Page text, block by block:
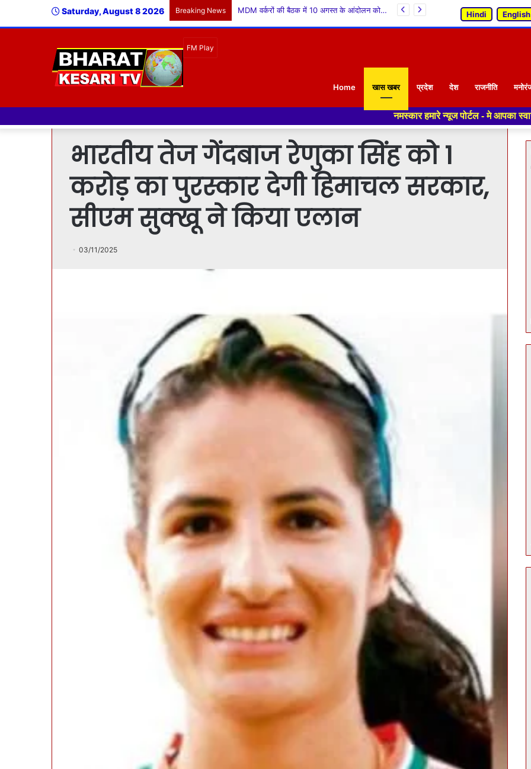
Saturday, August 8 2026 Breaking News आजादी के 79 वर्षों बाद करेरी वासियों को मिली बस सुविधा : केवल सिंह पठानिया* Hindi English
Home खास खबर प्रदेश देश राजनीति
नमस्कार हमारे न्यूज पोर्टल - मे आपका स्वागत हैं ,यहाँ आपको
भारतीय तेज गेंदबाज रेणुका सिंह को 1
करोड़ का पुरस्कार देगी हिमाचल सरकार,
सीएम सुक्खू ने किया एलान
03/11/2025